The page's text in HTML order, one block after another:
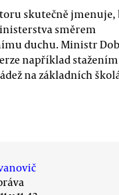
skutečně jmenuje,
směrem
duchu. Ministr
například stažením
na základních